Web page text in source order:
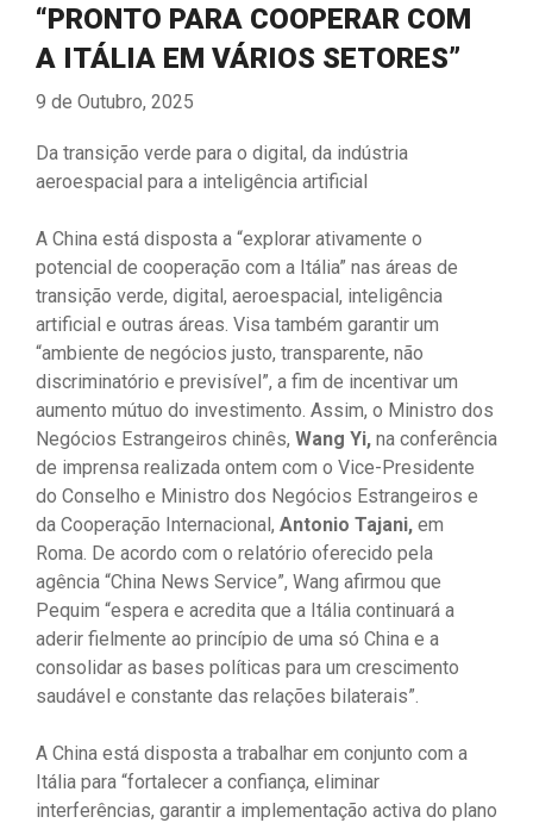
“PRONTO PARA COOPERAR COM
A ITÁLIA EM VÁRIOS SETORES”
9 de Outubro, 2025
Da transição verde para o digital, da indústria
aeroespacial para a inteligência artificial
A China está disposta a “explorar ativamente o
potencial de cooperação com a Itália” nas áreas de
transição verde, digital, aeroespacial, inteligência
artificial e outras áreas. Visa também garantir um
“ambiente de negócios justo, transparente, não
discriminatório e previsível”, a fim de incentivar um
aumento mútuo do investimento. Assim, o Ministro dos
Negócios Estrangeiros chinês, Wang Yi, na conferência
de imprensa realizada ontem com o Vice-Presidente
do Conselho e Ministro dos Negócios Estrangeiros e
da Cooperação Internacional, Antonio Tajani, em
Roma. De acordo com o relatório oferecido pela
agência “China News Service”, Wang afirmou que
Pequim “espera e acredita que a Itália continuará a
aderir fielmente ao princípio de uma só China e a
consolidar as bases políticas para um crescimento
saudável e constante das relações bilaterais”.
A China está disposta a trabalhar em conjunto com a
Itália para “fortalecer a confiança, eliminar
interferências, garantir a implementação activa do plano